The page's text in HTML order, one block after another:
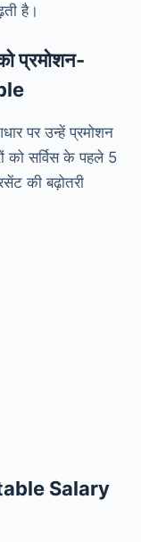
है।
प्रमोशन-
पर उन्हें प्रमोशन
को सर्विस के पहले 5
की बढ़ोतरी
Salary